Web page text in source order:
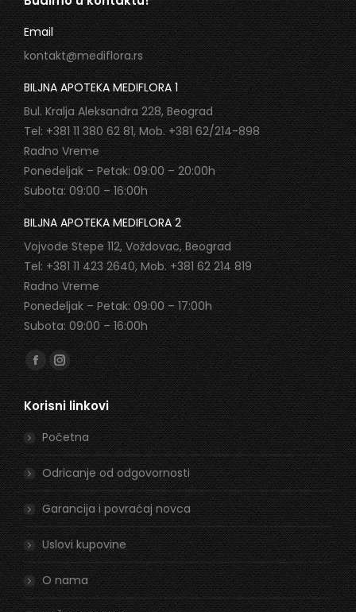
Email
kontakt@mediflora.rs
BILJNA APOTEKA MEDIFLORA 1
Bul. Kralja Aleksandra 228, Beograd
Tel: +381 11 380 62 81, Mob. +381 62/214-898
Radno Vreme
Ponedeljak – Petak: 09:00 – 20:00h
Subota: 09:00 – 16:00h
BILJNA APOTEKA MEDIFLORA 2
Vojvode Stepe 112, Voždovac, Beograd
Tel: +381 11 423 2640, Mob. +381 62 214 819
Radno Vreme
Ponedeljak – Petak: 09:00 – 17:00h
Subota: 09:00 – 16:00h
Find us on:
Facebook
page
opens
in
new
window
Instagram
page
opens
in
new
window
Korisni linkovi
Početna
Odricanje od odgovornosti
Garancija i povraćaj novca
Uslovi kupovine
O nama